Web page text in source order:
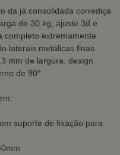
da já consolidada corrediça
de 30 kg, ajuste 3d e
completo extremamente
laterais metálicas finas
mm de largura, design
de 90°.
suporte de fixação para